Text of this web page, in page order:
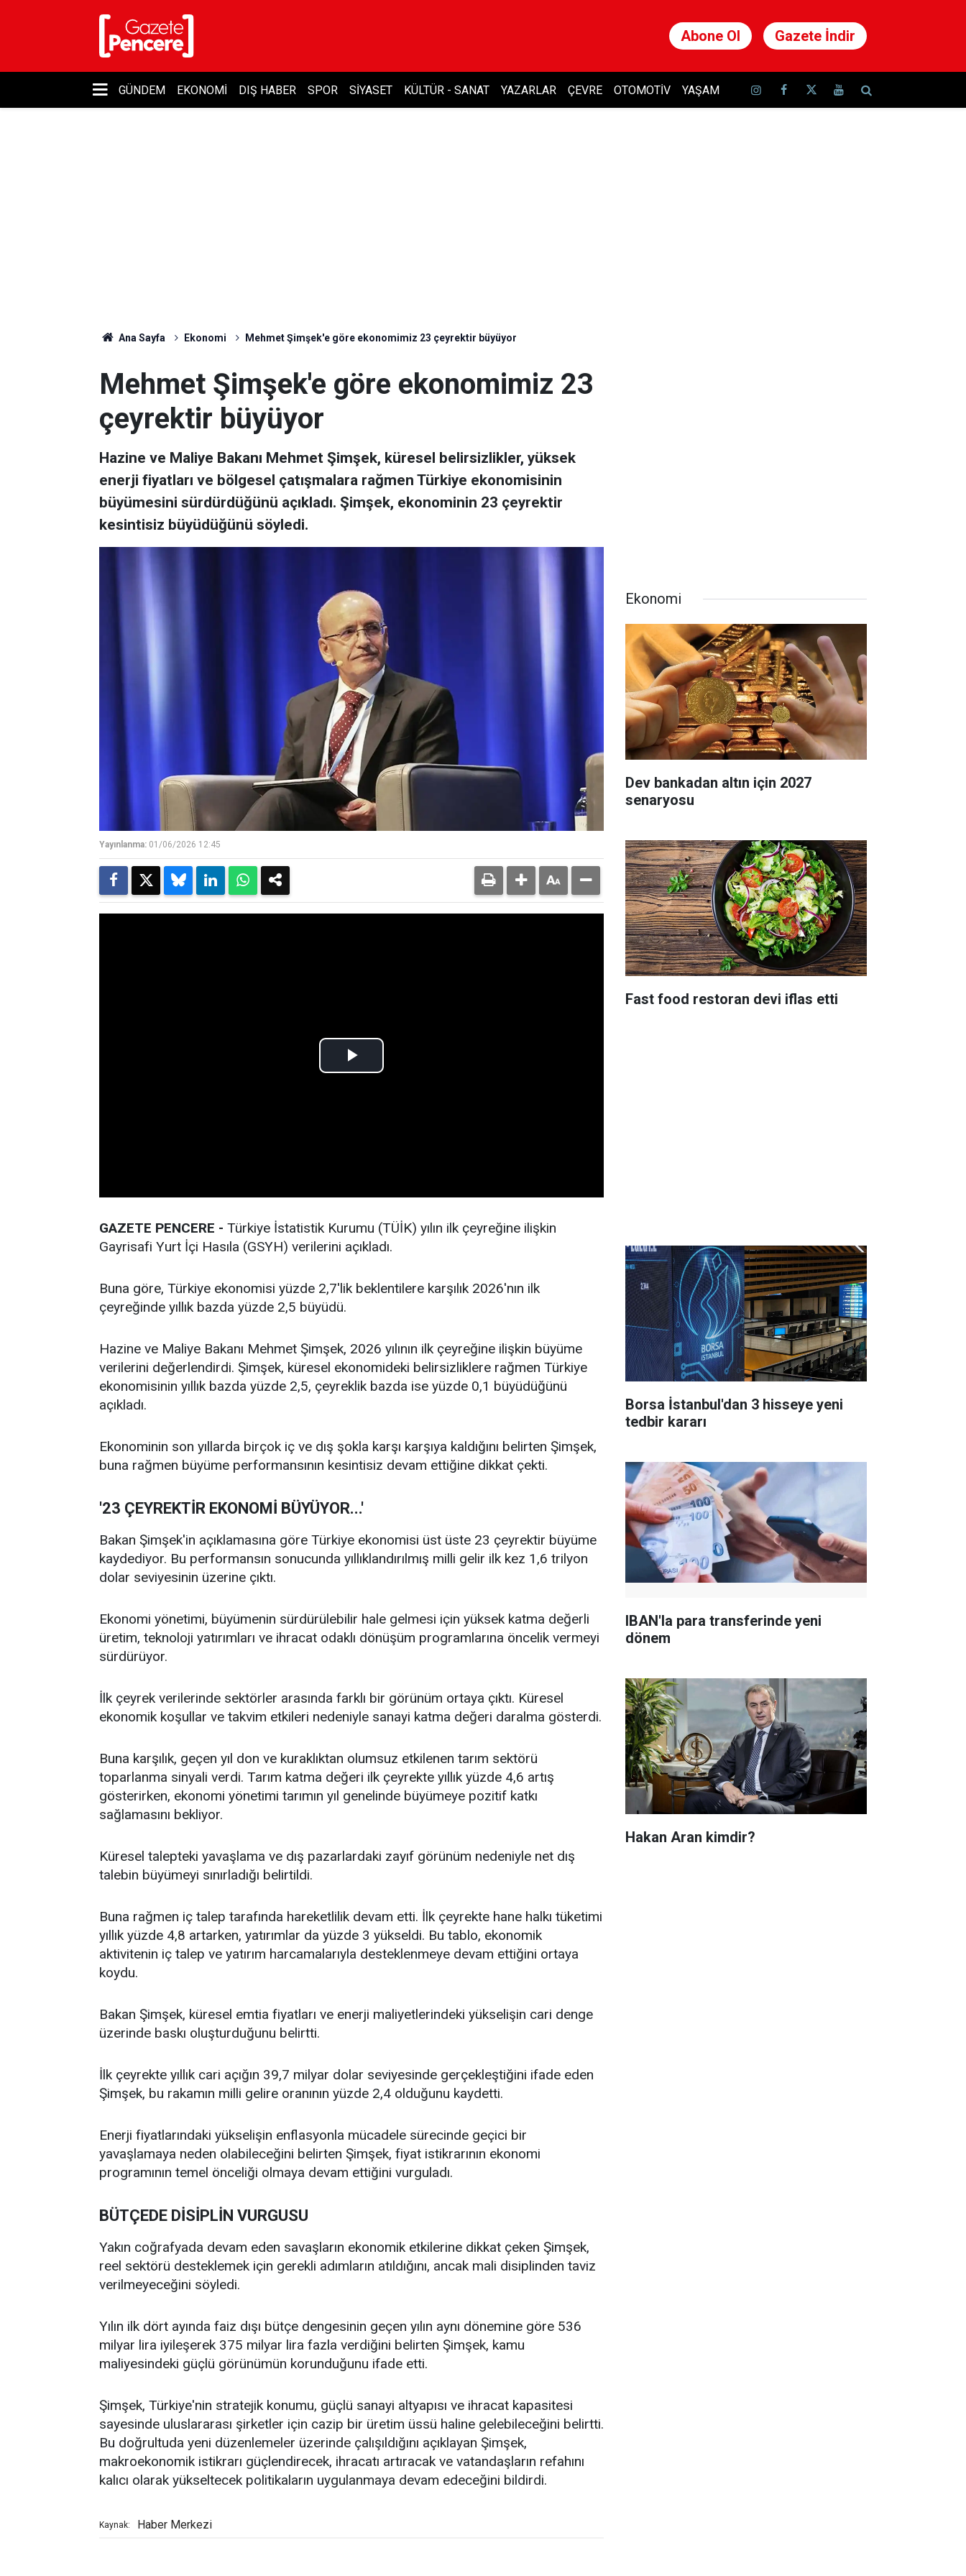
Abone Ol Gazete İndir
GÜNDEM EKONOMI DIŞ HABER SPOR SIYASET KÜLTÜR - SANAT YAZARLAR ÇEVRE OTOMOTIV YAŞAM
Ana Sayfa Ekonomi Mehmet Şimşek'e göre ekonomimiz 23 çeyrektir büyüyor
Mehmet Şimşek'e göre ekonomimiz 23
çeyrektir büyüyor
Hazine ve Maliye Bakanı Mehmet Şimşek, küresel belirsizlikler, yüksek
enerji fiyatları ve bölgesel çatışmalara rağmen Türkiye ekonomisinin
büyümesini sürdürdüğünü açıkladı. Şimşek, ekonominin 23 çeyrektir
kesintisiz büyüdüğünü söyledi.
Yayınlanma: 01/06/2026 12:45
GAZETE PENCERE - Türkiye İstatistik Kurumu (TÜİK) yılın ilk çeyreğine ilişkin
Gayrisafi Yurt İçi Hasıla (GSYH) verilerini açıkladı.
Buna göre, Türkiye ekonomisi yüzde 2,7'lik beklentilere karşılık 2026'nın ilk
çeyreğinde yıllık bazda yüzde 2,5 büyüdü.
Hazine ve Maliye Bakanı Mehmet Şimşek, 2026 yılının ilk çeyreğine ilişkin büyüme
verilerini değerlendirdi. Şimşek, küresel ekonomideki belirsizliklere rağmen Türkiye
ekonomisinin yıllık bazda yüzde 2,5, çeyreklik bazda ise yüzde 0,1 büyüdüğünü
açıkladı.
Ekonominin son yıllarda birçok iç ve dış şokla karşı karşıya kaldığını belirten Şimşek,
buna rağmen büyüme performansının kesintisiz devam ettiğine dikkat çekti.
'23 ÇEYREKTİR EKONOMİ BÜYÜYOR...'
Bakan Şimşek'in açıklamasına göre Türkiye ekonomisi üst üste 23 çeyrektir büyüme
kaydediyor. Bu performansın sonucunda yıllıklandırılmış milli gelir ilk kez 1,6 trilyon
dolar seviyesinin üzerine çıktı.
Ekonomi yönetimi, büyümenin sürdürülebilir hale gelmesi için yüksek katma değerli
üretim, teknoloji yatırımları ve ihracat odaklı dönüşüm programlarına öncelik vermeyi
sürdürüyor.
İlk çeyrek verilerinde sektörler arasında farklı bir görünüm ortaya çıktı. Küresel
ekonomik koşullar ve takvim etkileri nedeniyle sanayi katma değeri daralma gösterdi.
Buna karşılık, geçen yıl don ve kuraklıktan olumsuz etkilenen tarım sektörü
toparlanma sinyali verdi. Tarım katma değeri ilk çeyrekte yıllık yüzde 4,6 artış
gösterirken, ekonomi yönetimi tarımın yıl genelinde büyümeye pozitif katkı
sağlamasını bekliyor.
Küresel talepteki yavaşlama ve dış pazarlardaki zayıf görünüm nedeniyle net dış
talebin büyümeyi sınırladığı belirtildi.
Buna rağmen iç talep tarafında hareketlilik devam etti. İlk çeyrekte hane halkı tüketimi
yıllık yüzde 4,8 artarken, yatırımlar da yüzde 3 yükseldi. Bu tablo, ekonomik
aktivitenin iç talep ve yatırım harcamalarıyla desteklenmeye devam ettiğini ortaya
koydu.
Bakan Şimşek, küresel emtia fiyatları ve enerji maliyetlerindeki yükselişin cari denge
üzerinde baskı oluşturduğunu belirtti.
İlk çeyrekte yıllık cari açığın 39,7 milyar dolar seviyesinde gerçekleştiğini ifade eden
Şimşek, bu rakamın milli gelire oranının yüzde 2,4 olduğunu kaydetti.
Enerji fiyatlarındaki yükselişin enflasyonla mücadele sürecinde geçici bir
yavaşlamaya neden olabileceğini belirten Şimşek, fiyat istikrarının ekonomi
programının temel önceliği olmaya devam ettiğini vurguladı.
BÜTÇEDE DİSİPLİN VURGUSU
Yakın coğrafyada devam eden savaşların ekonomik etkilerine dikkat çeken Şimşek,
reel sektörü desteklemek için gerekli adımların atıldığını, ancak mali disiplinden taviz
verilmeyeceğini söyledi.
Yılın ilk dört ayında faiz dışı bütçe dengesinin geçen yılın aynı dönemine göre 536
milyar lira iyileşerek 375 milyar lira fazla verdiğini belirten Şimşek, kamu
maliyesindeki güçlü görünümün korunduğunu ifade etti.
Şimşek, Türkiye'nin stratejik konumu, güçlü sanayi altyapısı ve ihracat kapasitesi
sayesinde uluslararası şirketler için cazip bir üretim üssü haline gelebileceğini belirtti.
Bu doğrultuda yeni düzenlemeler üzerinde çalışıldığını açıklayan Şimşek,
makroekonomik istikrarı güçlendirecek, ihracatı artıracak ve vatandaşların refahını
kalıcı olarak yükseltecek politikaların uygulanmaya devam edeceğini bildirdi.
Kaynak: Haber Merkezi
Ekonomi
Dev bankadan altın için 2027
senaryosu
Fast food restoran devi iflas etti
Borsa İstanbul'dan 3 hisseye yeni
tedbir kararı
IBAN'la para transferinde yeni
dönem
Hakan Aran kimdir?